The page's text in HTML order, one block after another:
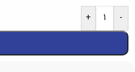
-
+